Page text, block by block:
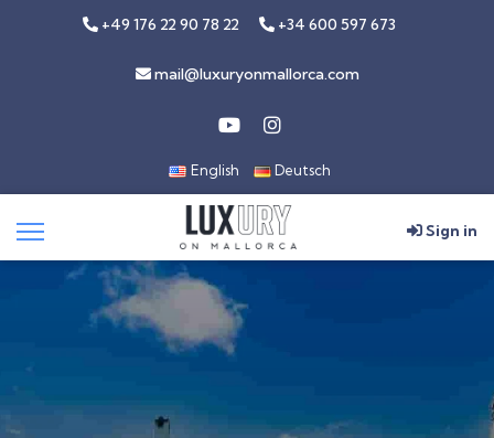
+49 176 22 90 78 22 +34 600 597 673
mail@luxuryonmallorca.com
English Deutsch
Sign in